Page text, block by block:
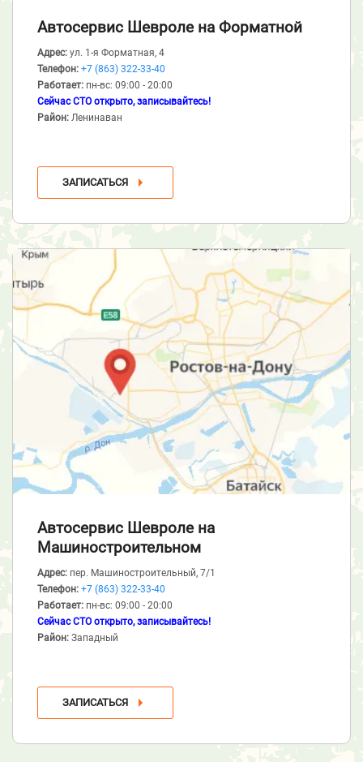
Автосервис Шевроле на Форматной
Адрес: ул. 1-я Форматная, 4
Телефон: +7 (863) 322-33-40
Работает: пн-вс: 09:00 - 20:00
Сейчас СТО открыто, записывайтесь!
Район: Ленинаван
ЗАПИСАТЬСЯ
Автосервис Шевроле на
Машиностроительном
Адрес: пер. Машиностроительный, 7/1
Телефон: +7 (863) 322-33-40
Работает: пн-вс: 09:00 - 20:00
Сейчас СТО открыто, записывайтесь!
Район: Западный
ЗАПИСАТЬСЯ